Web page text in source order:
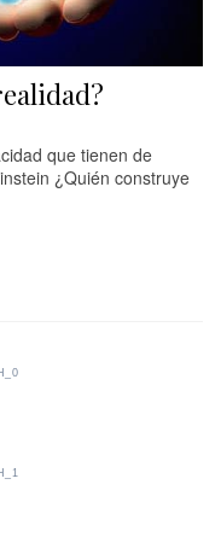
que tienen de
¿Quién construye